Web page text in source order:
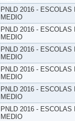
PNLD 2016 - ESCOLAS
MEDIO
PNLD 2016 - ESCOLAS
MEDIO
PNLD 2016 - ESCOLAS
MEDIO
PNLD 2016 - ESCOLAS
MEDIO
PNLD 2016 - ESCOLAS
MEDIO
PNLD 2016 - ESCOLAS
MEDIO